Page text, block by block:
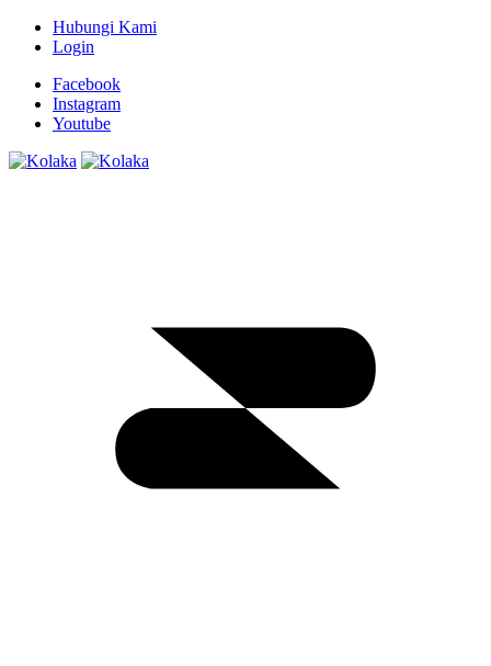
Hubungi Kami
Login
Facebook
Instagram
Youtube